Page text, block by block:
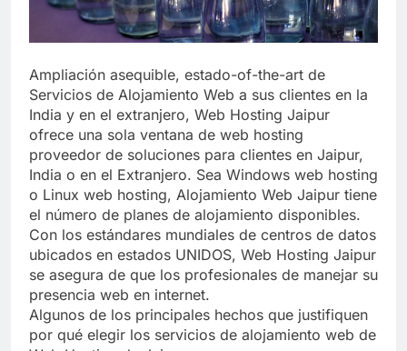
Libre
Crucero en México te
lleva a lugares
paranormales con
binoculares de visión
nocturna y reuniones de
secuestrados
La Inteligencia Artificial
deepfake de Samsung
fabrica un clip de
movimiento desde una
sola foto
7 Años Atrás
Ampliación asequible, estado-of-the-art de
Servicios de Alojamiento Web a sus clientes en la
India y en el extranjero, Web Hosting Jaipur
ofrece una sola ventana de web hosting
proveedor de soluciones para clientes en Jaipur,
India o en el Extranjero. Sea Windows web hosting
o Linux web hosting, Alojamiento Web Jaipur tiene
el número de planes de alojamiento disponibles.
Con los estándares mundiales de centros de datos
ubicados en estados UNIDOS, Web Hosting Jaipur
se asegura de que los profesionales de manejar su
presencia web en internet.
Algunos de los principales hechos que justifiquen
por qué elegir los servicios de alojamiento web de